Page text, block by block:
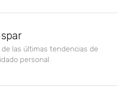
las últimas tendencias de
personal.